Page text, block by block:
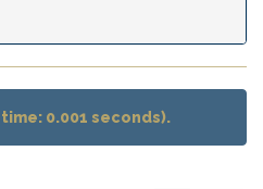
0.001 seconds).